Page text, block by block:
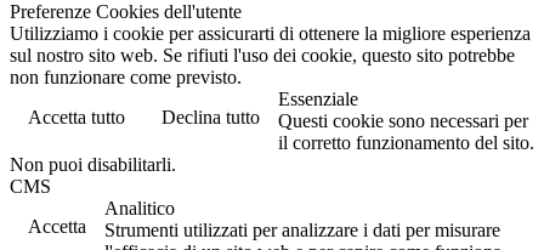
Preferenze Cookies dell'utente
Utilizziamo i cookie per assicurarti di ottenere la migliore esperienza
sul nostro sito web. Se rifiuti l'uso dei cookie, questo sito potrebbe
non funzionare come previsto.
Accetta tutto
Declina tutto
Essenziale
Questi cookie sono necessari per
il corretto funzionamento del sito.
Non puoi disabilitarli.
CMS
Accetta
Analitico
Strumenti utilizzati per analizzare i dati per misurare